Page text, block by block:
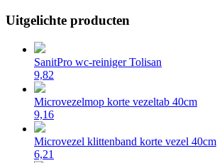
Uitgelichte producten
SanitPro wc-reiniger Tolisan
9,82
Microvezelmop korte vezeltab 40cm
9,16
Microvezel klittenband korte vezel 40cm
6,21